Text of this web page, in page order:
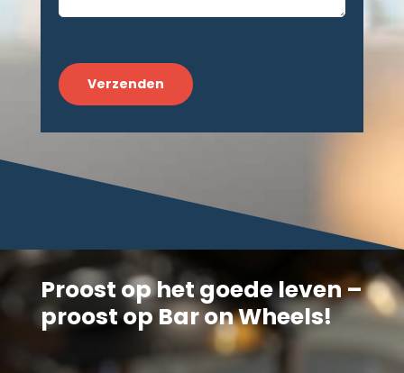
Proost op het goede leven –
proost op Bar on Wheels!